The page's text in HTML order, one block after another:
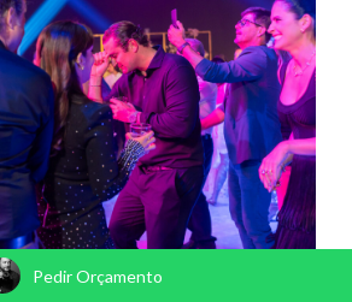
Pedir Orçamento